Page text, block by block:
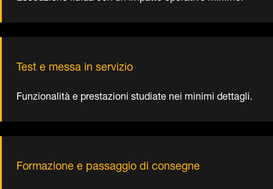
Formazione e passaggio di consegne
al tuo team, che crea fiducia e garantisce il regolare